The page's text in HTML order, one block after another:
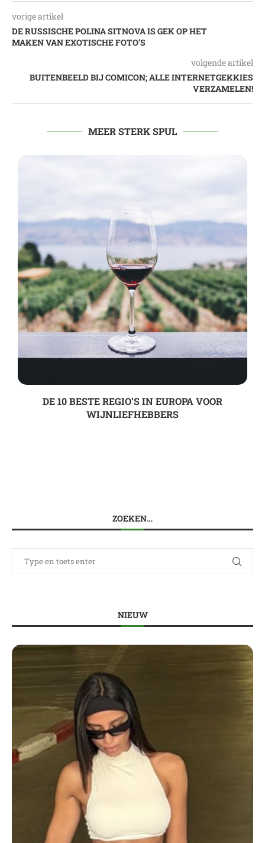
vorige artikel
DE RUSSISCHE POLINA SITNOVA IS GEK OP HET
MAKEN VAN EXOTISCHE FOTO’S
volgende artikel
BUITENBEELD BIJ COMICON; ALLE INTERNETGEKKIES
VERZAMELEN!
MEER STERK SPUL
DE 10 BESTE REGIO’S IN EUROPA VOOR
WIJNLIEFHEBBERS
ZOEKEN…
NIEUW